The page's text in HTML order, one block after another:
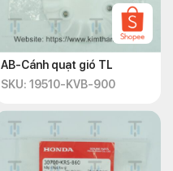
AB-Cánh quạt gió TL
SKU: 19510-KVB-900